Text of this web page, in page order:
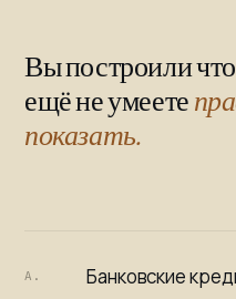
Вы построили
ещё не умеете
показать.
A.
Банковские